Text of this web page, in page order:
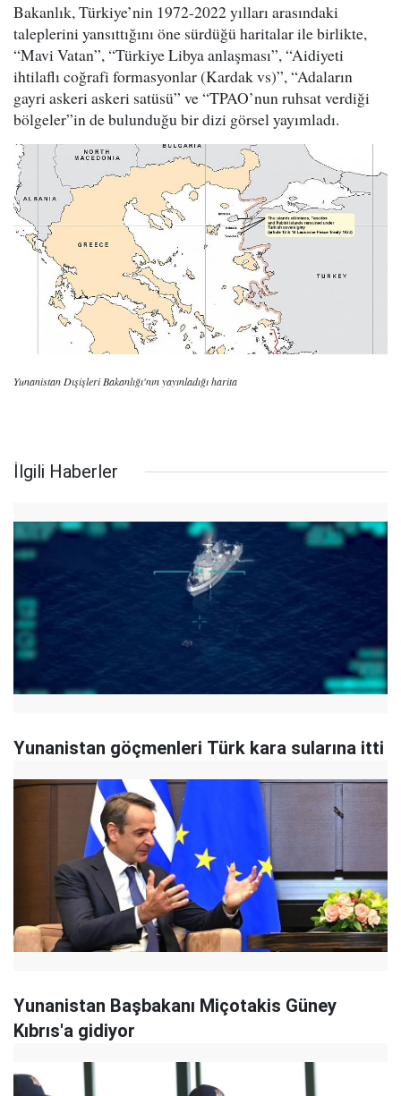
Bakanlık, Türkiye’nin 1972-2022 yılları arasındaki
taleplerini yansıttığını öne sürdüğü haritalar ile birlikte,
“Mavi Vatan”, “Türkiye Libya anlaşması”, “Aidiyeti
ihtilaflı coğrafi formasyonlar (Kardak vs)”, “Adaların
gayri askeri askeri satüsü” ve “TPAO’nun ruhsat verdiği
bölgeler”in de bulunduğu bir dizi görsel yayımladı.
Yunanistan Dışişleri Bakanlığı'nın yayınladığı harita
İlgili Haberler
Yunanistan göçmenleri Türk kara sularına itti
Yunanistan Başbakanı Miçotakis Güney
Kıbrıs'a gidiyor